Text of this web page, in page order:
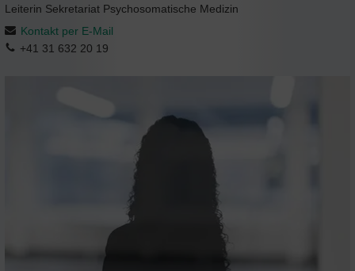
Leiterin Sekretariat Psychosomatische Medizin
Kontakt per E-Mail
+41 31 632 20 19